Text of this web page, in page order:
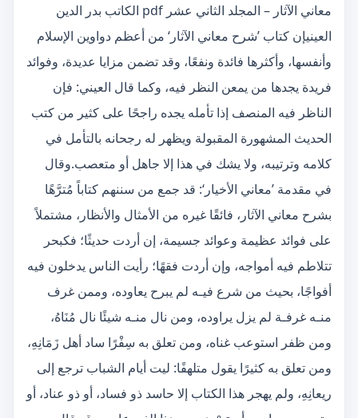
معاني الآثار – المجلد الثاني عشر pdf الكاتب بدر الدين
العينيإن كتاب ’شرح معاني الآثار‘ من أعظم دواوين الإسلام
وأنفسها، وأكثرها فائدة ونفعًا، وقد تضمن مزايا عديدة، وفوائد
فريدة يجدها من يمعن النظر فيه، وكما قال العيني: فإن
الناظر فيه المنصف إذا تأمله يجده راجحًا على كثير من كتب
الحديث المشهورة المقبولة ويظهر له رجحانه بالتأمل في
كلامه وترتيبه، ولا يشك في هذا إلا جاهل أو متعصب.وقال
في مقدمة ’معاني الأخيار‘: قد جمع من سننهم كتاباً مُترَّهًا
بشرح معاني الآثار، فائقًا غيره من الأمثال والأنظار، مشتملاً
على فوائد عظيمة وعوائد جسيمة، إن أردت حديثًا؛ فكبحر
تتلاطم فيه أمواجه، وإن أردت فقهًا؛ رأيت الناس يدخلون فيه
أفواجًا، بحيث من شرع فيـه لم يبرح يعاوده، وممن غرف
منـه غرفـة لم يزل يراوده، ومن نال منـه شيئًا نال مُنَاهُ،
ومن ظفر استوعب غناه، ومن تعلق به سِفْرًا ساد أهل زَمَانِهِ،
ومن تعلق به كثيرًا يقول متلهفًا: ليت أيام الشباب ترجع إلى
ريعانِهِ، ولم يهجر هذا الكتاب إلا حاسد ذو فساد، أو ذو عناد، أو